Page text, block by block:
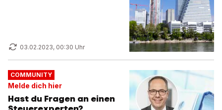
03.02.2023, 00:30 Uhr
COMMUNITY
Melde dich hier
Hast du Fragen an einen